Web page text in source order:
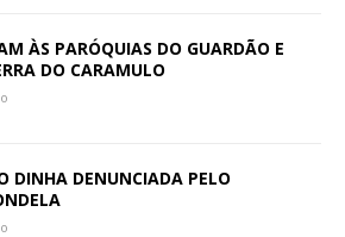
ÀS PARÓQUIAS DO GUARDÃO E
DO CARAMULO
DINHA DENUNCIADA PELO